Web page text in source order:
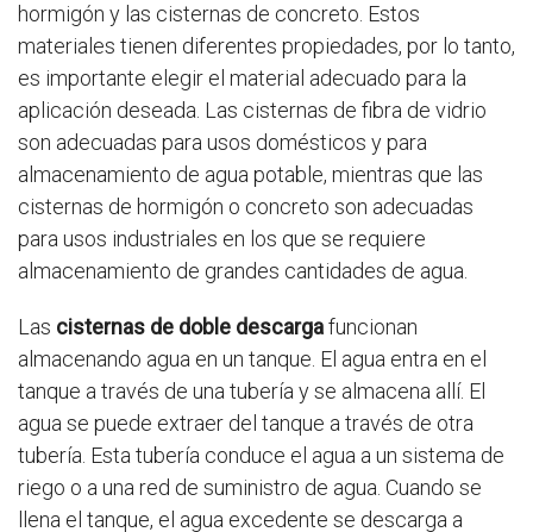
hormigón y las cisternas de concreto. Estos
materiales tienen diferentes propiedades, por lo tanto,
es importante elegir el material adecuado para la
aplicación deseada. Las cisternas de fibra de vidrio
son adecuadas para usos domésticos y para
almacenamiento de agua potable, mientras que las
cisternas de hormigón o concreto son adecuadas
para usos industriales en los que se requiere
almacenamiento de grandes cantidades de agua.
Las cisternas de doble descargafuncionan
almacenando agua en un tanque. El agua entra en el
tanque a través de una tubería y se almacena allí. El
agua se puede extraer del tanque a través de otra
tubería. Esta tubería conduce el agua a un sistema de
riego o a una red de suministro de agua. Cuando se
llena el tanque, el agua excedente se descarga a